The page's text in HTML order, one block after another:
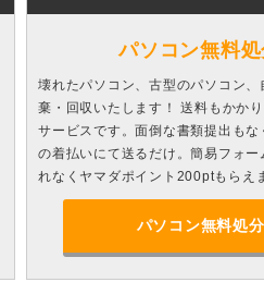
パソコン無料
壊れたパソコン、古型のパソコン
棄・回収いたします！ 送料もかか
サービスです。面倒な書類提出も
の着払いにて送るだけ。簡易フォ
れなくヤマダポイント200ptもらえ
パソコン無料処